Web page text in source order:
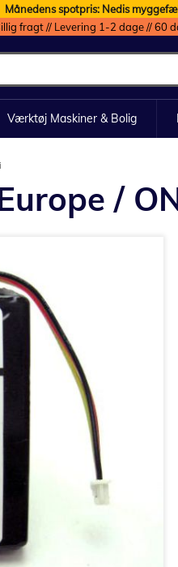
Månedens spotpris: Nedis
fragt // Levering 1-2 dage // 60
Værktøj Maskiner & Bolig
/